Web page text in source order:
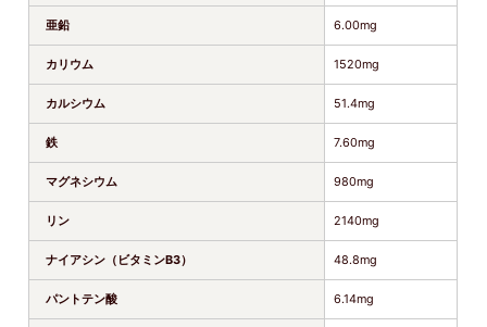
亜鉛 6.00mg
カリウム 1520mg
カルシウム 51.4mg
鉄 7.60mg
マグネシウム 980mg
リン 2140mg
ナイアシン（ビタミンB3） 48.8mg
パントテン酸 6.14mg